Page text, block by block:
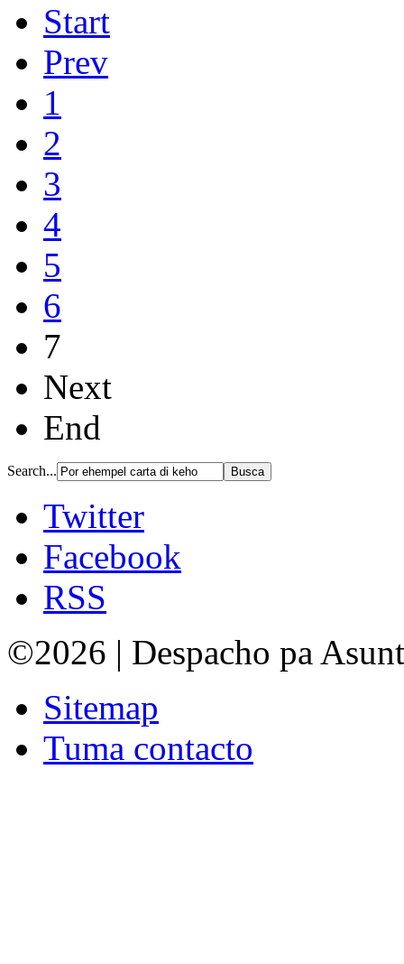
Start
Prev
1
2
3
4
5
6
7
Next
End
Search...
Twitter
Facebook
RSS
©2026 | Despacho pa
Sitemap
Tuma contacto